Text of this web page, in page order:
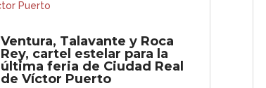
Ventura, Talavante y Roca
Rey, cartel estelar para la
última feria de Ciudad Real
de Víctor Puerto